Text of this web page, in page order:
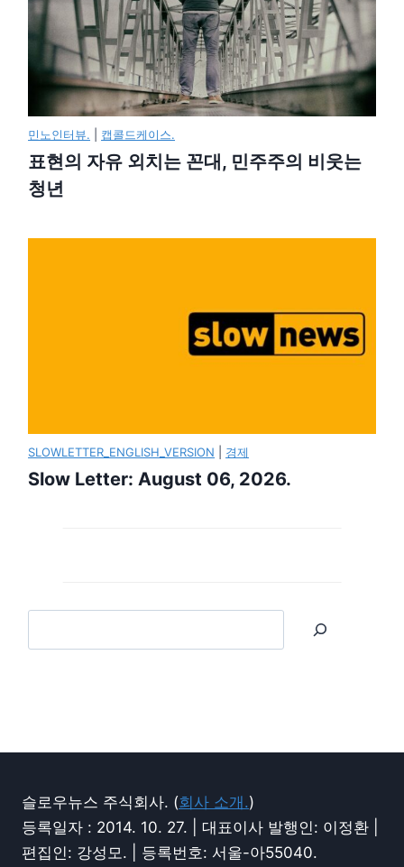
민노인터뷰. 캡콜드케이스.
표현의 자유 외치는 꼰대, 민주주의 비웃는
청년
SLOWLETTER_ENGLISH_VERSION 경제
Slow Letter: August 06, 2026.
슬로우뉴스 주식회사. (회사 소개.)
등록일자 : 2014. 10. 27. | 대표이사 발행인: 이정환 |
편집인: 강성모. | 등록번호: 서울-아55040.